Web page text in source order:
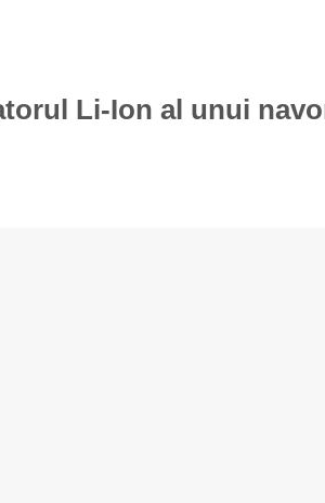
Li-Ion al unui